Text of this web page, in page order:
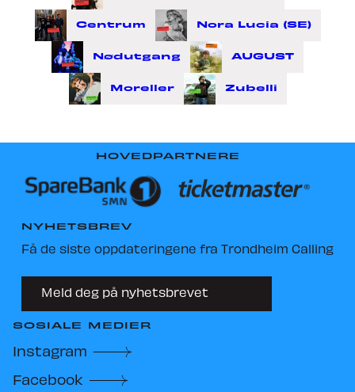
Centrum Nora Lucia (SE)
Nødutgang AUGUST
Moreller Zubelli
HOVEDPARTNERE
NYHETSBREV
Få de siste oppdateringene fra Trondheim Calling
Meld deg på nyhetsbrevet
SOSIALE MEDIER
Instagram
Facebook